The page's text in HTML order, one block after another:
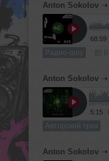
Anton Sokolov ➝
68:59
Радио-шоу
Anton Sokolov ➝
5:15
Авторский трек
Anton Sokolov ➝